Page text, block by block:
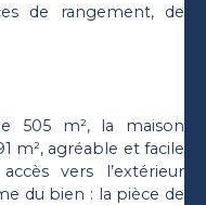
de rangement, de
505 m², la maison
m², agréable et facile
vers l’extérieur
du bien : la pièce de